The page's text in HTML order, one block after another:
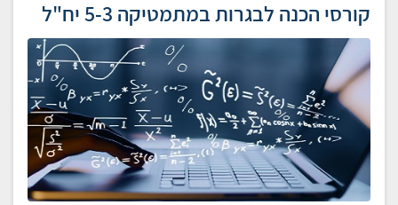
קורסי הכנה לבגרות במתמטיקה 5-3 יח"ל